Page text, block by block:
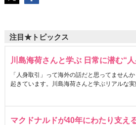
注目★トピックス
川島海荷さんと学ぶ 日常に潜む“
「人身取引」って海外の話だと思ってません
起きています。川島海荷さんと学ぶリアルな
マクドナルドが40年にわたり支え